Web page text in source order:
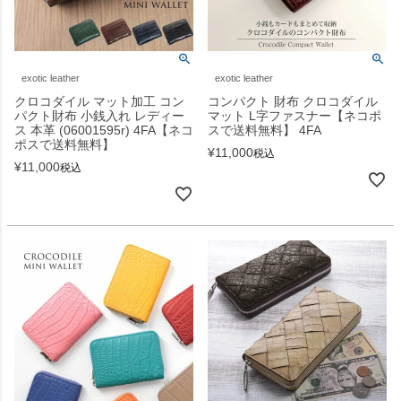
exotic leather
クロコダイル マット加工 コン
パクト財布 小銭入れ レディー
ス 本革 (06001595r) 4FA【ネコ
ポスで送料無料】
¥11,000税込
exotic leather
コンパクト 財布 クロコダイル
マット L字ファスナー【ネコポ
スで送料無料】 4FA
¥11,000税込